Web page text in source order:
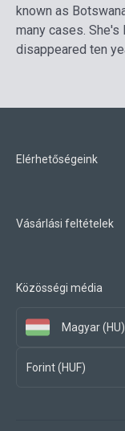
known as
many cases. She's
disappeared ten
Elérhetőségeink
Vásárlási feltételek
Közösségi média
Magyar (HU)
Forint (HUF)